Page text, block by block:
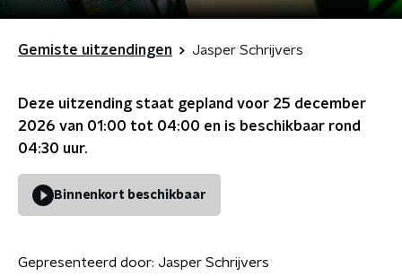
Gemiste uitzendingen Jasper Schrijvers
Deze uitzending staat gepland voor 25 december
2026 van 01:00 tot 04:00 en is beschikbaar rond
04:30 uur.
Binnenkort beschikbaar
Gepresenteerd door: Jasper Schrijvers